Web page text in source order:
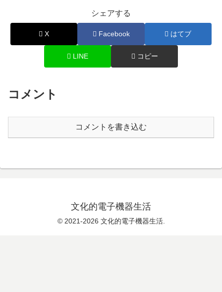
シェアする
X Facebook はてブ
LINE コピー
コメント
コメントを書き込む
文化的電子機器生活
© 2021-2026 文化的電子機器生活.